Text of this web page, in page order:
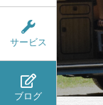
サービス
ブログ